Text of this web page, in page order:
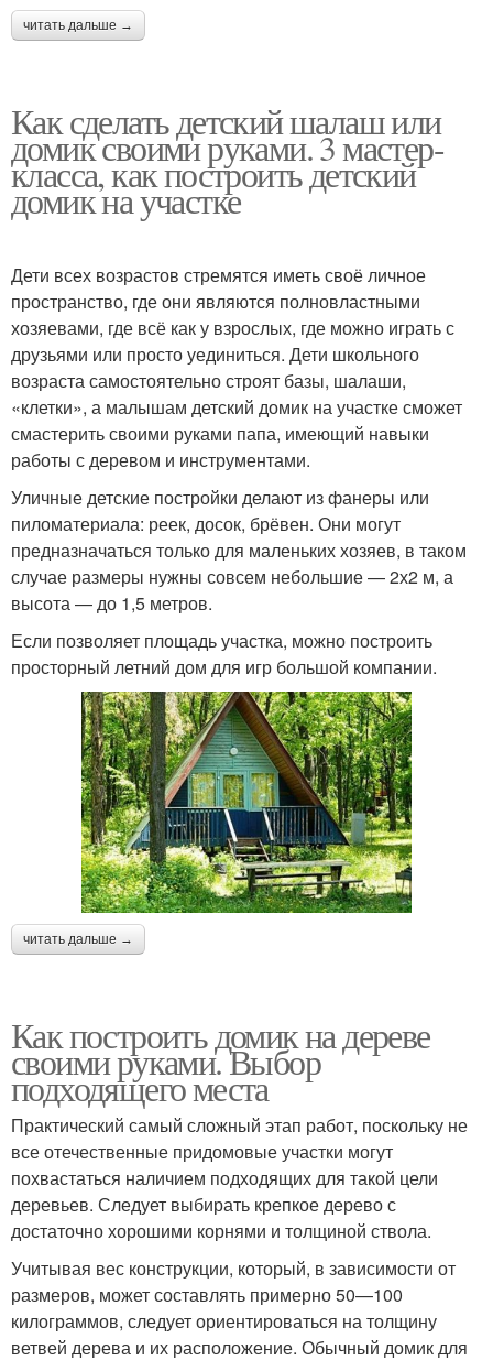
читать дальше →
Как сделать детский шалаш или
домик своими руками. 3 мастер-
класса, как построить детский
домик на участке
Дети всех возрастов стремятся иметь своё личное
пространство, где они являются полновластными
хозяевами, где всё как у взрослых, где можно играть с
друзьями или просто уединиться. Дети школьного
возраста самостоятельно строят базы, шалаши,
«клетки», а малышам детский домик на участке сможет
смастерить своими руками папа, имеющий навыки
работы с деревом и инструментами.
Уличные детские постройки делают из фанеры или
пиломатериала: реек, досок, брёвен. Они могут
предназначаться только для маленьких хозяев, в таком
случае размеры нужны совсем небольшие — 2х2 м, а
высота — до 1,5 метров.
Если позволяет площадь участка, можно построить
просторный летний дом для игр большой компании.
читать дальше →
Как построить домик на дереве
своими руками. Выбор
подходящего места
Практический самый сложный этап работ, поскольку не
все отечественные придомовые участки могут
похвастаться наличием подходящих для такой цели
деревьев. Следует выбирать крепкое дерево с
достаточно хорошими корнями и толщиной ствола.
Учитывая вес конструкции, который, в зависимости от
размеров, может составлять примерно 50—100
килограммов, следует ориентироваться на толщину
ветвей дерева и их расположение. Обычный домик для